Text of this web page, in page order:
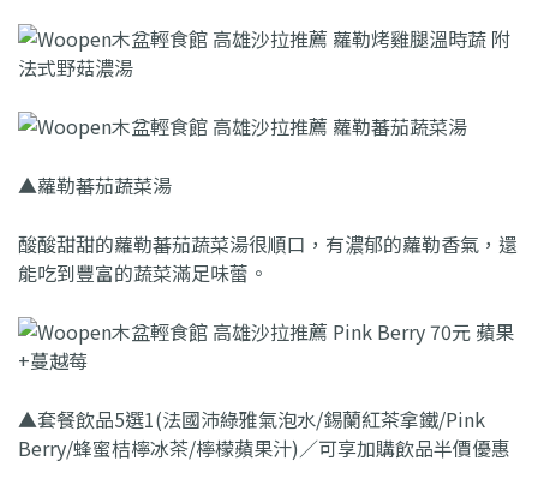
▲蘿勒蕃茄蔬菜湯
酸酸甜甜的蘿勒蕃茄蔬菜湯很順口，有濃郁的蘿勒香氣，還
能吃到豐富的蔬菜滿足味蕾。
▲套餐飲品5選1(法國沛綠雅氣泡水/錫蘭紅茶拿鐵/Pink
Berry/蜂蜜桔檸冰茶/檸檬蘋果汁)／可享加購飲品半價優惠